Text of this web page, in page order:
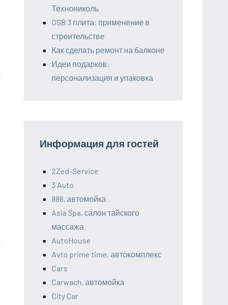
Технониколь
OSB 3 плита: применение в
строительстве
Как сделать ремонт на балконе
Идеи подарков:
персонализация и упаковка
Информация для гостей
2Zed-Service
3 Auto
888, автомойка
Asia Spa, салон тайского
массажа
AutoHouse
Avto prime time, автокомплекс
Cars
Carwach, автомойка
City Car